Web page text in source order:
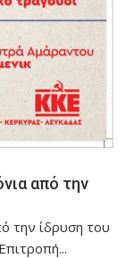
από την
την ίδρυση του